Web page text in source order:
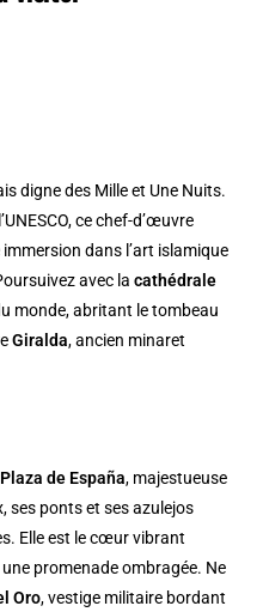
digne des Mille et Une Nuits.
ce chef-d’œuvre
dans l’art islamique
avec lacathédrale
monde, abritant le tombeau
Giralda, ancien minaret
Plaza de España, majestueuse
ses ponts et ses azulejos
Elle est le cœur vibrant
promenade ombragée. Ne
Oro, vestige militaire bordant